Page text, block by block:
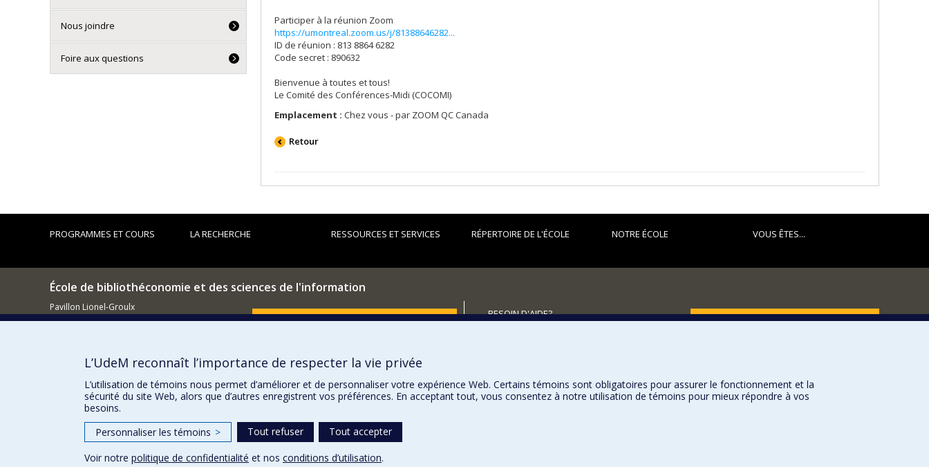
Participer à la réunion Zoom
https://umontreal.zoom.us/j/81388646282...
ID de réunion : 813 8864 6282
Code secret : 890632
Bienvenue à toutes et tous!
Le Comité des Conférences-Midi (COCOMI)
Emplacement : Chez vous - par ZOOM QC Canada
Retour
Nous joindre
Foire aux questions
PROGRAMMES ET COURS LA RECHERCHE RESSOURCES ET SERVICES RÉPERTOIRE DE L'ÉCOLE NOTRE ÉCOLE VOUS ÊTES...
École de bibliothéconomie et des sciences de l'information
Pavillon Lionel-Groulx
3150, rue Jean-Brillant
514 343-6044
Comment soutenir l'École?
BESOIN D'AIDE?
FACULTÉ DES ARTS ET DES SCIENCES
Nos programmes et cours
Confidentialité Conditions d’utilisation Paramètres des témoins
L’UdeM reconnaît l’importance de respecter la vie privée
L’utilisation de témoins nous permet d’améliorer et de personnaliser votre expérience Web. Certains témoins sont obligatoires pour assurer le fonctionnement et la
sécurité du site Web, alors que d’autres enregistrent vos préférences. En acceptant tout, vous consentez à notre utilisation de témoins pour mieux répondre à vos
besoins.
Personnaliser les témoins > Tout refuser
Tout accepter
Voir notre politique de confidentialité et nos conditions d’utilisation.